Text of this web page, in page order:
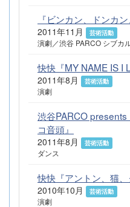
『ビンカン、ドンカ
2011年11月 芸術活動
演劇／渋谷 PARCO シブカ
快快『MY NAME IS I
2011年8月 芸術活動
演劇
渋谷PARCO
コ音頭』
2011年8月 芸術活動
ダンス
快快『アントン、猫、
2010年10月 芸術活動
演劇